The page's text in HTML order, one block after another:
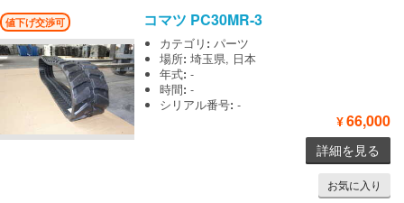
値下げ交渉可 コマツ PC30MR-3
カテゴリ :パーツ
場所:埼玉県, 日本
年式:-
時間:-
シリアル番号:-
¥66,000
詳細を見る
お気に入り